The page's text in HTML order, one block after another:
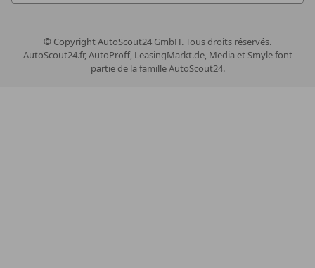
© CopyrightAutoScout24 GmbH. Tous droits réservés.
AutoScout24.fr, AutoProff, LeasingMarkt.de, Media et Smyle font
partie de la famille AutoScout24.